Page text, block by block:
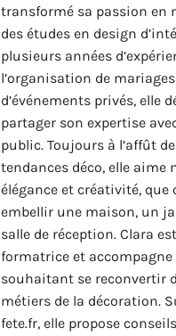
transformé sa passion en
des études en design
plusieurs années
l’organisation de
d’événements privés, elle
partager son expertise
public. Toujours à l’affût
tendances déco, elle aime
élégance et créativité, que
embellir une maison, un
salle de réception. Clara
formatrice et accompagne
souhaitant se reconvertir
métiers de la décoration.
fete.fr, elle propose